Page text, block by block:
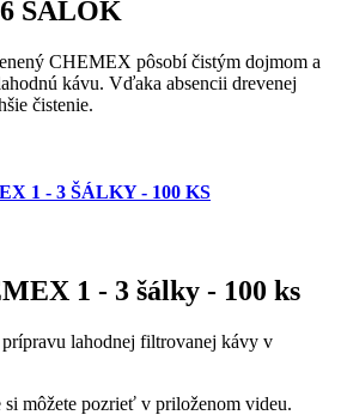
ŠÁLOK
CHEMEX pôsobí čistým dojmom a
kávu. Vďaka absencii drevenej
čistenie.
1 - 3 ŠÁLKY - 100 KS
1 - 3 šálky - 100 ks
lahodnej filtrovanej kávy v
môžete pozrieť v priloženom videu.